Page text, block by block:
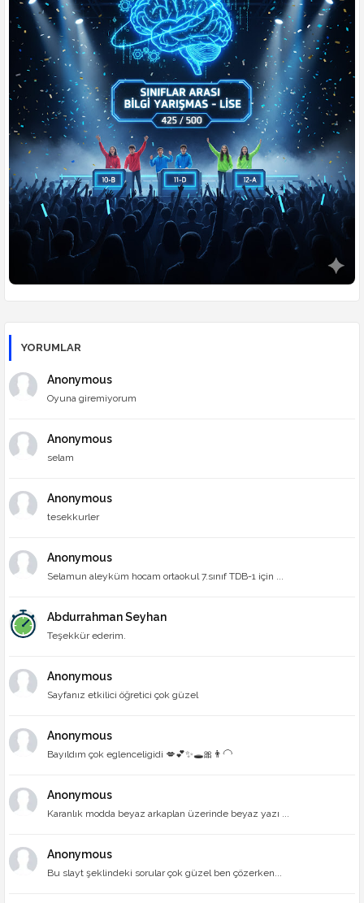
🧠 Zeka Meydanı
🏆 Konulu Yarışmalar
👥 Öğrenciler Yarışıyor
⚔️ Din Kültürü Düelloları
🎮 Ders Arası Oyunlar
🗣️ Türkçe
YORUMLAR
Anonymous
Oyuna giremiyorum
Anonymous
selam
Anonymous
tesekkurler
Anonymous
Selamun aleyküm hocam ortaokul 7.sınıf TDB-1 için ...
Abdurrahman Seyhan
Teşekkür ederim.
Anonymous
Sayfanız etkilici öğretici çok güzel
Anonymous
Bayıldım çok eglenceligidi 💋💕✨🕳🎀👨‍🦲
Anonymous
Karanlık modda beyaz arkaplan üzerinde beyaz yazı ...
Anonymous
Bu slayt şeklindeki sorular çok güzel ben çözerken...